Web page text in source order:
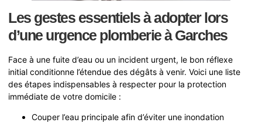
Les gestes essentiels à adopter lors
d’une urgence plomberie à Garches
Face à une fuite d’eau ou un incident urgent, le bon réflexe
initial conditionne l’étendue des dégâts à venir. Voici une liste
des étapes indispensables à respecter pour la protection
immédiate de votre domicile :
Couper l’eau principale afin d’éviter une inondation